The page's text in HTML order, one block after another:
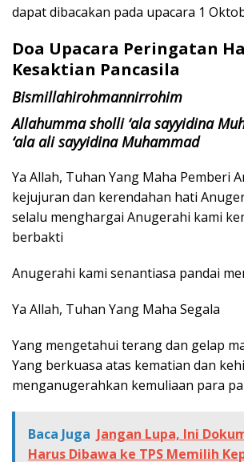
dapat dibacakan pada upacara 1
Doa Upacara Peringatan
Kesaktian Pancasila
Bismillahirohmannirrohim
Allahumma sholli ‘ala sayyidina
‘ala ali sayyidina Muhammad
Ya Allah, Tuhan Yang Maha Pemberi
kejujuran dan kerendahan hati
selalu menghargai Anugerahi kami
berbakti
Anugerahi kami senantiasa pandai
Ya Allah, Tuhan Yang Maha Segala
Yang mengetahui terang dan gelap
Yang berkuasa atas kematian dan
menganugerahkan kemuliaan para
Baca Juga Jangan Lupa, Ini
Harus Dibawa ke TPS Memilih